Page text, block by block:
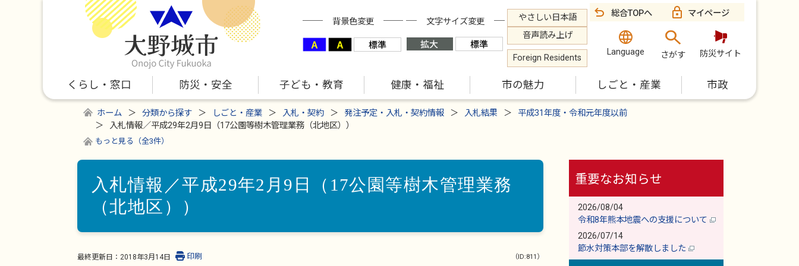
背景色変更 文字サイズ変更
やさしい日本語
音声読み上げ
Foreign Residents
総合TOPへ マイページ
Language さがす 防災サイト
くらし・窓口 防災・安全 子ども・教育 健康・福祉 市の魅力 しごと・産業 市政
ホーム 分類から探す しごと・産業 入札・契約 発注予定・入札・契約情報 入札結果
平成31年度・令和元年度以前
入札情報／平成29年2月9日（17公園等樹木管理業務（北地区））
もっと見る（全3件）
入札情報／平成29年2月9日（17公園等樹木管理業務
（北地区））
最終更新日： 2018年3月14日 （ID:811）
印刷
重要なお知らせ
2026/08/04
令和8年熊本地震への支援について
2026/07/14
節水対策本部を解散しました